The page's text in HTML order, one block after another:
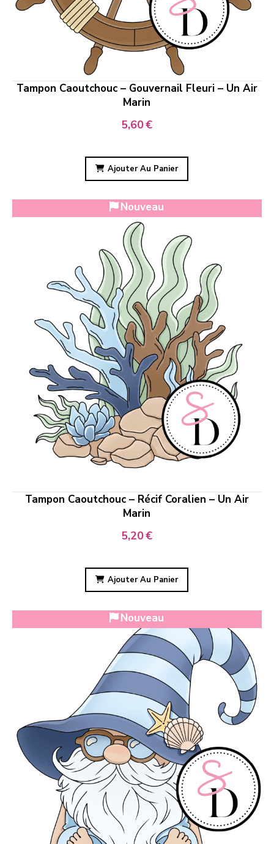
Tampon Caoutchouc – Gouvernail Fleuri – Un Air
Marin
5,60€
Ajouter Au Panier
Nouveau
Tampon Caoutchouc – Récif Coralien – Un Air
Marin
5,20€
Ajouter Au Panier
Nouveau